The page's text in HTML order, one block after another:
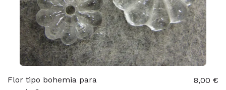
Flor tipo bohemia para
8,00 €